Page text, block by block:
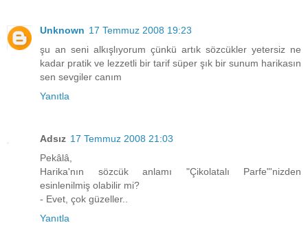
Unknown 17 Temmuz 2008 19:23
şu an seni alkışlıyorum çünkü artık sözcükler yetersiz ne
kadar pratik ve lezzetli bir tarif süper şık bir sunum harikasın
sen sevgiler canım
Yanıtla
Adsız 17 Temmuz 2008 21:03
Pekâlâ,
Harika'nın sözcük anlamı "Çikolatalı Parfe"'nizden
esinlenilmiş olabilir mi?
- Evet, çok güzeller..
Yanıtla